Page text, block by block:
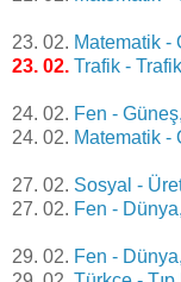
23. 02. Matematik -
23. 02. Trafik -
24. 02. Fen -
24. 02. Matematik -
27. 02. Sosyal -
27. 02. Fen -
29. 02. Fen -